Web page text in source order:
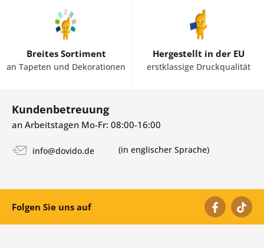
Breites Sortiment
an Tapeten und Dekorationen
Hergestellt in der EU
erstklassige Druckqualität
Kundenbetreuung
an Arbeitstagen Mo-Fr: 08:00-16:00
info@dovido.de (in englischer Sprache)
Folgen Sie uns auf